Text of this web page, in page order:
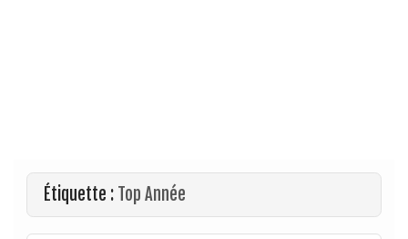
Étiquette : Top Année